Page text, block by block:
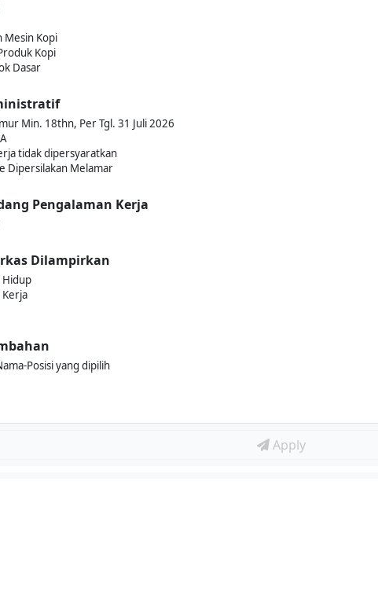
Mesin Kopi
Kopi
Dasar
Min. 18thn, Per Tgl. 31 Juli 2026
tidak dipersyaratkan
Dipersilakan Melamar
Pengalaman Kerja
Dilampirkan
Hidup
Posisi yang dipilih
Apply